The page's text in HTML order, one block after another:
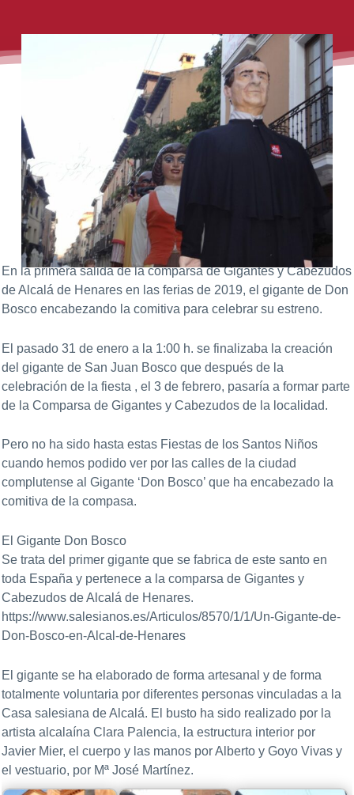
En la primera salida de la comparsa de Gigantes y Cabezudos
de Alcalá de Henares en las ferias de 2019, el gigante de Don
Bosco encabezando la comitiva para celebrar su estreno.
El pasado 31 de enero a la 1:00 h. se finalizaba la creación
del gigante de San Juan Bosco que después de la
celebración de la fiesta , el 3 de febrero, pasaría a formar parte
de la Comparsa de Gigantes y Cabezudos de la localidad.
Pero no ha sido hasta estas Fiestas de los Santos Niños
cuando hemos podido ver por las calles de la ciudad
complutense al Gigante ‘Don Bosco’ que ha encabezado la
comitiva de la compasa.
El Gigante Don Bosco
Se trata del primer gigante que se fabrica de este santo en
toda España y pertenece a la comparsa de Gigantes y
Cabezudos de Alcalá de Henares.
https://www.salesianos.es/Articulos/8570/1/1/Un-Gigante-de-
Don-Bosco-en-Alcal-de-Henares
El gigante se ha elaborado de forma artesanal y de forma
totalmente voluntaria por diferentes personas vinculadas a la
Casa salesiana de Alcalá. El busto ha sido realizado por la
artista alcalaína Clara Palencia, la estructura interior por
Javier Mier, el cuerpo y las manos por Alberto y Goyo Vivas y
el vestuario, por Mª José Martínez.